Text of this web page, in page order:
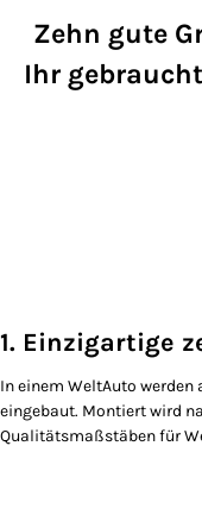
Zehn gute
Ihr
1. Einzigartige
In einem WeltAuto
eingebaut. Montiert wird
Qualitätsmaßstäben für